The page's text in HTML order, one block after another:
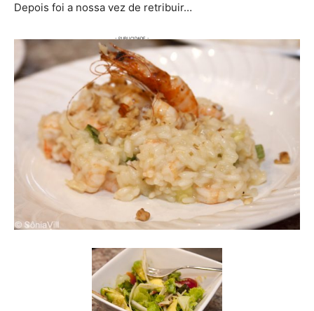
Depois foi a nossa vez de retribuir…